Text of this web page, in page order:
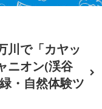
川で「カヤッ
ニオン(渓谷
・自然体験ツ